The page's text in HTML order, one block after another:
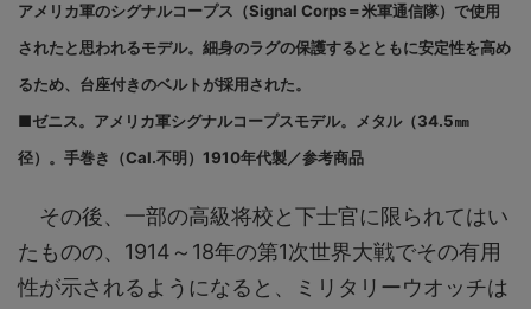
アメリカ軍のシグナルコープス（Signal Corps＝米軍通信隊）で使用
されたと思われるモデル。細身のラグの保護するとともに安定性を高め
るため、台座付きのベルトが採用された。
■ゼニス。アメリカ軍シグナルコープスモデル。メタル（34.5㎜
径）。手巻き（Cal.不明）1910年代製／参考商品
その後、一部の高級将校と下士官に限られてはい
たものの、1914～18年の第1次世界大戦でその有用
性が示されるようになると、ミリタリーウオッチは